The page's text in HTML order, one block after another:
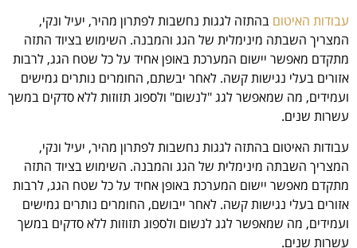
עבודות האיטום בהתזה לגגות נחשבות לפתרון מהיר, יעיל ונקי,
המצריך השבתה מינימלית של הגג והמבנה. השימוש בציוד התזה
מתקדם מאפשר יישום המערכת באופן אחיד על כל שטח הגג, לרבות
אזורים בעלי נגישות קשה. לאחר יבשתם, החומרים נותרים גמישים
ועמידים, מה שמאפשר לגג "לנשום" ולספוג תזוזות ללא סדקים במשך
עשרות שנים.
עבודות האיטום בהתזה לגגות נחשבות לפתרון מהיר, יעיל ונקי,
המצריך השבתה מינימלית של הגג והמבנה. השימוש בציוד התזה
מתקדם מאפשר יישום המערכת באופן אחיד על כל שטח הגג, לרבות
אזורים בעלי נגישות קשה. לאחר ייבושם, החומרים נותרים גמישים
ועמידים, מה שמאפשר לגג לנשום ולספוג תזוזות ללא סדקים במשך
עשרות שנים.